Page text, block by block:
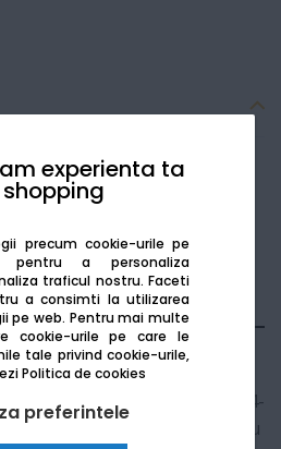
experienta ta
precum cookie-urile pe
pentru a personaliza
traficul nostru. Faceti
a consimti la utilizarea
pe web. Pentru mai multe
cookie-urile pe care le
tale privind cookie-urile,
Politica de cookies
preferintele
4102FDW -
monocrom
este proiectat pentru
viteze extrem de rapide
HP Wolf Pro . Acest echipament 4-
copiere, fax) este ideal pentru